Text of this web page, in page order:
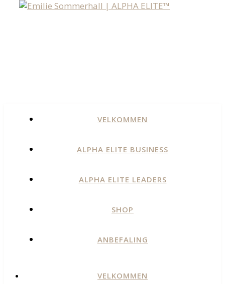
VELKOMMEN
ALPHA ELITE BUSINESS
ALPHA ELITE LEADERS
SHOP
ANBEFALING
VELKOMMEN